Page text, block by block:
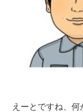
えーとですね、